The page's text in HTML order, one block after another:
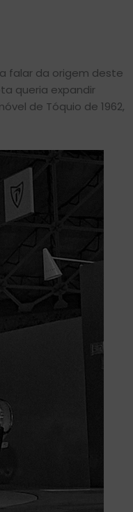
falar da origem deste
queria expandir
de Tóquio de 1962,